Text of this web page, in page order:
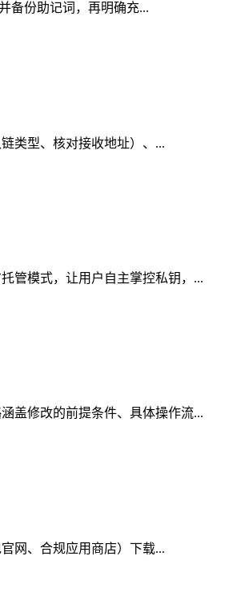
备份助记词，再明确充...
类型、核对接收地址）、...
管模式，让用户自主掌控私钥，...
盖修改的前提条件、具体操作流...
网、合规应用商店）下载...